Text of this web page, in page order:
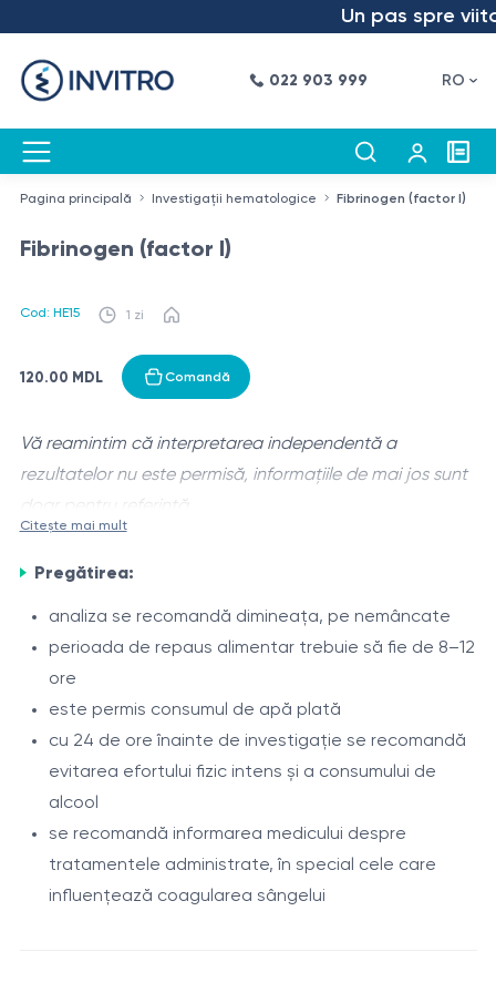
Un pas spre
022 903 999 RO
Pagina principală Investigații hematologice Fibrinogen (factor I)
Fibrinogen (factor I)
Cod: HE15 1 zi
120.00 MDL Comandă
Vă reamintim că interpretarea independentă a
rezultatelor nu este permisă, informațiile de mai jos sunt
doar pentru referință.
plasmatică sintetizată în ficat, care joacă un rol
esențial în procesul de coagulare a sângelui. Sub
acțiunea trombinei, fibrinogenul se transformă în fibrină,
formând baza cheagului sanguin.
Determinarea nivelului de fibrinogen este utilizată
pentru evaluarea sistemului de hemostază, a riscului
de sângerare și tromboză, precum și a activității
proceselor inflamatorii din organism.
Indicații
evaluarea sistemului de coagulare
pregătirea pentru intervenții chirurgicale
risc crescut de tromboză
sângerări de cauză neclară
Citește mai mult
Pregătirea:
analiza se recomandă dimineața, pe nemâncate
perioada de repaus alimentar trebuie să fie de 8–12
ore
este permis consumul de apă plată
cu 24 de ore înainte de investigație se recomandă
evitarea efortului fizic intens și a consumului de
alcool
se recomandă informarea medicului despre
tratamentele administrate, în special cele care
influențează coagularea sângelui